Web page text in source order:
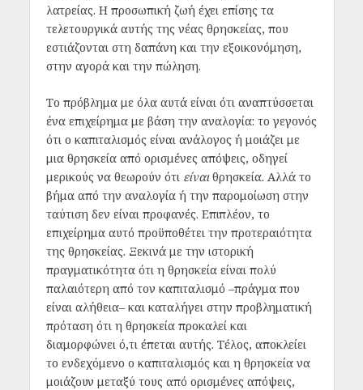
λατρείας. Η προσωπική ζωή έχει επίσης τα
τελετουργικά αυτής της νέας θρησκείας, που
εστιάζονται στη δαπάνη και την εξοικονόμηση,
στην αγορά και την πώληση.
Το πρόβλημα με όλα αυτά είναι ότι αναπτύσσεται
ένα επιχείρημα με βάση την αναλογία: το γεγονός
ότι ο καπιταλισμός είναι ανάλογος ή μοιάζει με
μια θρησκεία από ορισμένες απόψεις, οδηγεί
μερικούς να θεωρούν ότι είναιθρησκεία. Αλλά το
βήμα από την αναλογία ή την παρομοίωση στην
ταύτιση δεν είναι προφανές. Επιπλέον, το
επιχείρημα αυτό προϋποθέτει την προτεραιότητα
της θρησκείας. Ξεκινά με την ιστορική
πραγματικότητα ότι η θρησκεία είναι πολύ
παλαιότερη από τον καπιταλισμό –πράγμα που
είναι αλήθεια– και καταλήγει στην προβληματική
πρόταση ότι η θρησκεία προκαλεί και
διαμορφώνει ό,τι έπεται αυτής. Τέλος, αποκλείει
το ενδεχόμενο ο καπιταλισμός και η θρησκεία να
μοιάζουν μεταξύ τους από ορισμένες απόψεις,